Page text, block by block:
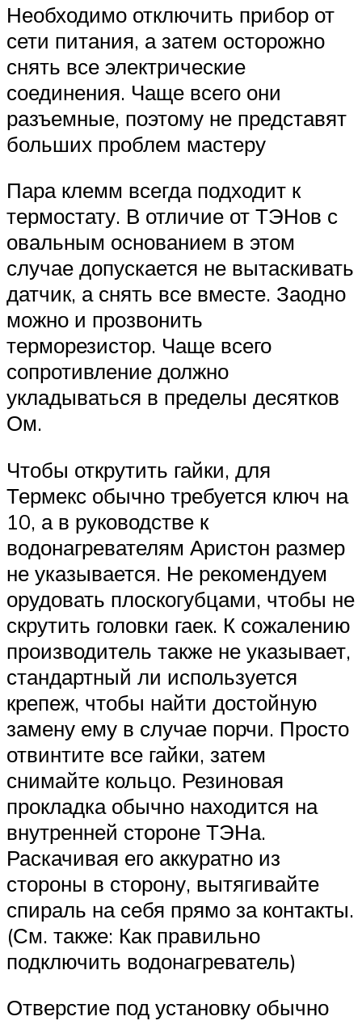
Необходимо отключить прибор от
сети питания, а затем осторожно
снять все электрические
соединения. Чаще всего они
разъемные, поэтому не представят
больших проблем мастеру
Пара клемм всегда подходит к
термостату. В отличие от ТЭНов с
овальным основанием в этом
случае допускается не вытаскивать
датчик, а снять все вместе. Заодно
можно и прозвонить
терморезистор. Чаще всего
сопротивление должно
укладываться в пределы десятков
Ом.
Чтобы открутить гайки, для
Термекс обычно требуется ключ на
10, а в руководстве к
водонагревателям Аристон размер
не указывается. Не рекомендуем
орудовать плоскогубцами, чтобы не
скрутить головки гаек. К сожалению
производитель также не указывает,
стандартный ли используется
крепеж, чтобы найти достойную
замену ему в случае порчи. Просто
отвинтите все гайки, затем
снимайте кольцо. Резиновая
прокладка обычно находится на
внутренней стороне ТЭНа.
Раскачивая его аккуратно из
стороны в сторону, вытягивайте
спираль на себя прямо за контакты.
(См. также: Как правильно
подключить водонагреватель)
Отверстие под установку обычно